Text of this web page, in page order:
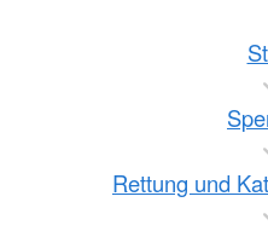
Rettung und